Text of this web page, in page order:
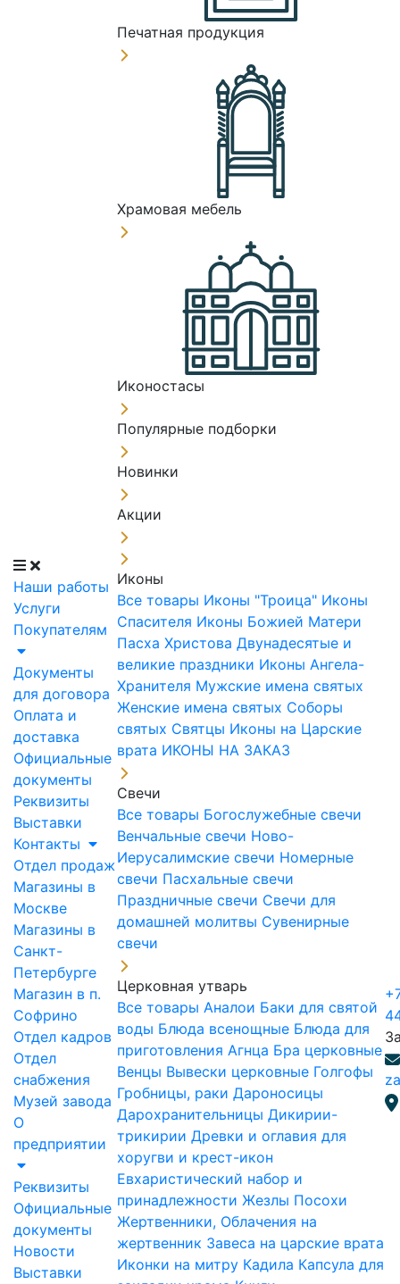
Наши работы
Услуги
Покупателям
Документы
для договора
Оплата и
доставка
Официальные
документы
Реквизиты
Выставки
Контакты
Отдел продаж
Магазины в
Москве
Магазины в
Санкт-
Петербурге
Магазин в п.
Софрино
Отдел кадров
Отдел
снабжения
Музей завода
О
предприятии
Реквизиты
Официальные
документы
Новости
Выставки
Печатная продукция
Храмовая мебель
Иконостасы
Популярные подборки
Новинки
Акции
Иконы
Все товары Иконы "Троица" Иконы
Спасителя Иконы Божией Матери
Пасха Христова Двунадесятые и
великие праздники Иконы Ангела-
Хранителя Мужские имена святых
Женские имена святых Соборы
святых Святцы Иконы на Царские
врата ИКОНЫ НА ЗАКАЗ
Свечи
Все товары Богослужебные свечи
Венчальные свечи Ново-
Иерусалимские свечи Номерные
свечи Пасхальные свечи
Праздничные свечи Свечи для
домашней молитвы Сувенирные
свечи
Церковная утварь
Все товары Аналои Баки для святой
воды Блюда всенощные Блюда для
приготовления Агнца Бра церковные
Венцы Вывески церковные Голгофы
Гробницы, раки Дароносицы
Дарохранительницы Дикирии-
трикирии Древки и оглавия для
хоругви и крест-икон
Евхаристический набор и
принадлежности Жезлы Посохи
Жертвенники, Облачения на
жертвенник Завеса на царские врата
Иконки на митру Кадила Капсула для